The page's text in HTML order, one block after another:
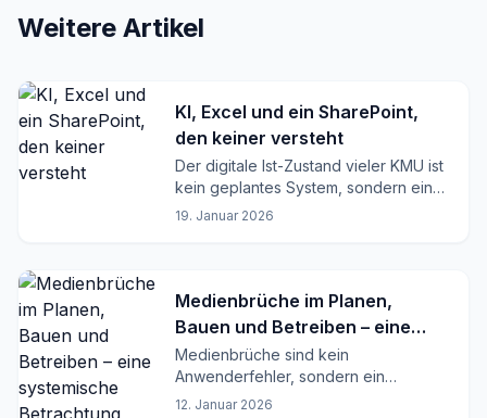
Weitere Artikel
KI, Excel und ein SharePoint,
den keiner versteht
Der digitale Ist-Zustand vieler KMU ist
kein geplantes System, sondern ein
funktionierender Kompromiss.
19. Januar 2026
Medienbrüche im Planen,
Bauen und Betreiben – eine
systemische Betrachtung
Medienbrüche sind kein
Anwenderfehler, sondern ein
Strukturproblem. Warum Excel, E-Mail
12. Januar 2026